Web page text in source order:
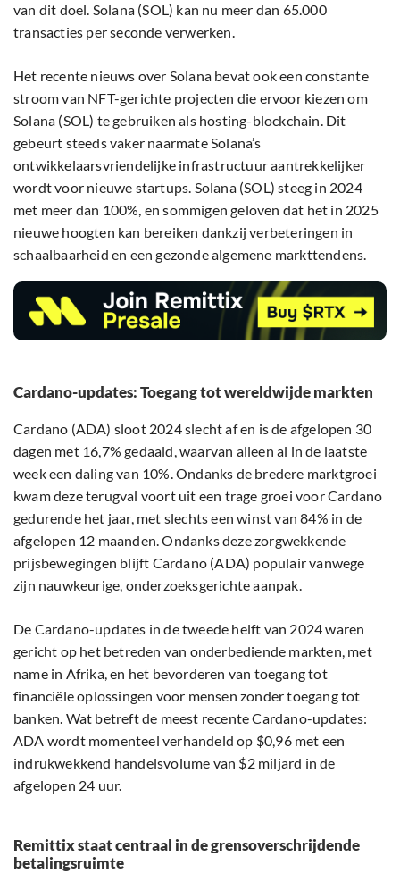
van dit doel. Solana (SOL) kan nu meer dan 65.000
transacties per seconde verwerken.
Het recente nieuws over Solana bevat ook een constante
stroom van NFT-gerichte projecten die ervoor kiezen om
Solana (SOL) te gebruiken als hosting-blockchain. Dit
gebeurt steeds vaker naarmate Solana’s
ontwikkelaarsvriendelijke infrastructuur aantrekkelijker
wordt voor nieuwe startups. Solana (SOL) steeg in 2024
met meer dan 100%, en sommigen geloven dat het in 2025
nieuwe hoogten kan bereiken dankzij verbeteringen in
schaalbaarheid en een gezonde algemene markttendens.
Cardano-updates: Toegang tot wereldwijde markten
Cardano (ADA) sloot 2024 slecht af en is de afgelopen 30
dagen met 16,7% gedaald, waarvan alleen al in de laatste
week een daling van 10%. Ondanks de bredere marktgroei
kwam deze terugval voort uit een trage groei voor Cardano
gedurende het jaar, met slechts een winst van 84% in de
afgelopen 12 maanden. Ondanks deze zorgwekkende
prijsbewegingen blijft Cardano (ADA) populair vanwege
zijn nauwkeurige, onderzoeksgerichte aanpak.
De Cardano-updates in de tweede helft van 2024 waren
gericht op het betreden van onderbediende markten, met
name in Afrika, en het bevorderen van toegang tot
financiële oplossingen voor mensen zonder toegang tot
banken. Wat betreft de meest recente Cardano-updates:
ADA wordt momenteel verhandeld op $0,96 met een
indrukwekkend handelsvolume van $2 miljard in de
afgelopen 24 uur.
Remittix staat centraal in de grensoverschrijdende
betalingsruimte